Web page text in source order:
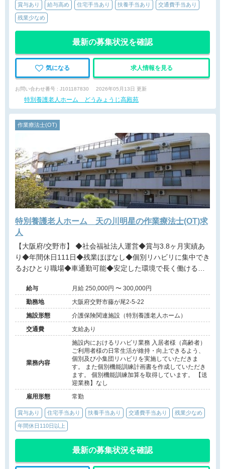
賞与あり 給与高め 住宅手当あり 扶養手当あり 交通費手当あり
残業少なめ
最新の募集状況を確認
気になる 求人情報を見る
お問い合わせ番号 : J101187830 2026年05月13日 更新
特別養護老人ホーム どうみょうじ高殿苑
作業療法士(OT)
特別養護老人ホーム 天の川明星の作業療法士(OT)求
人
【大阪府/交野市】 ◆社会福祉法人運営◆賞与3.8ヶ月実績あ
り◆年間休日111日◆残業ほぼなし◆個別リハビリに集中でき
るおひとり職場◆車通勤可能◆安定した環境で長く働ける特
給与
月給 250,000円 〜 300,000円
勤務地
大阪府交野市藤が尾2-5-22
施設形態
介護保険関連施設（特別養護老人ホーム）
交通費
支給あり
業務内容
施設内におけるリハビリ業務 入居者様（高齢者）
ご利用者様の日常生活が維持・向上できるよう、
個別及び小集団リハビリを実施していただきま
す。 また個別機能訓練計画書を作成していただき
ます。 個別機能訓練加算を取得しています。 【送
迎業務】なし
雇用形態
常勤
賞与あり 住宅手当あり 扶養手当あり 交通費手当あり 残業少なめ
年間休日110日以上
最新の募集状況を確認